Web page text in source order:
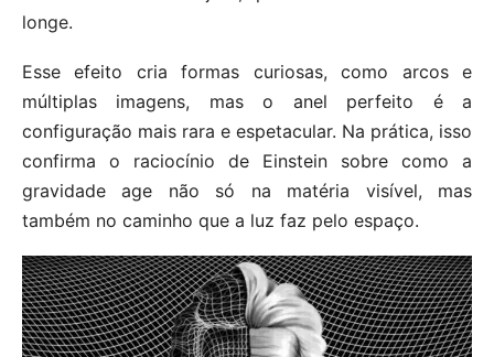
longe.
Esse efeito cria formas curiosas, como arcos e
múltiplas imagens, mas o anel perfeito é a
configuração mais rara e espetacular. Na prática, isso
confirma o raciocínio de Einstein sobre como a
gravidade age não só na matéria visível, mas
também no caminho que a luz faz pelo espaço.